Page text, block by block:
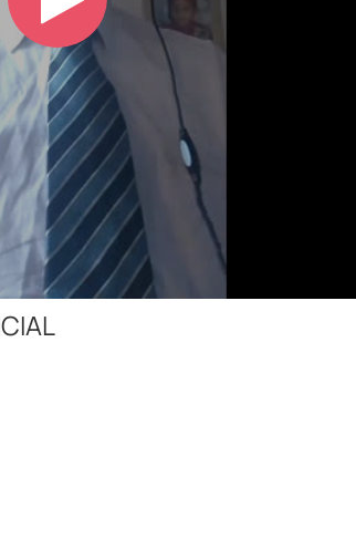
Play
Video